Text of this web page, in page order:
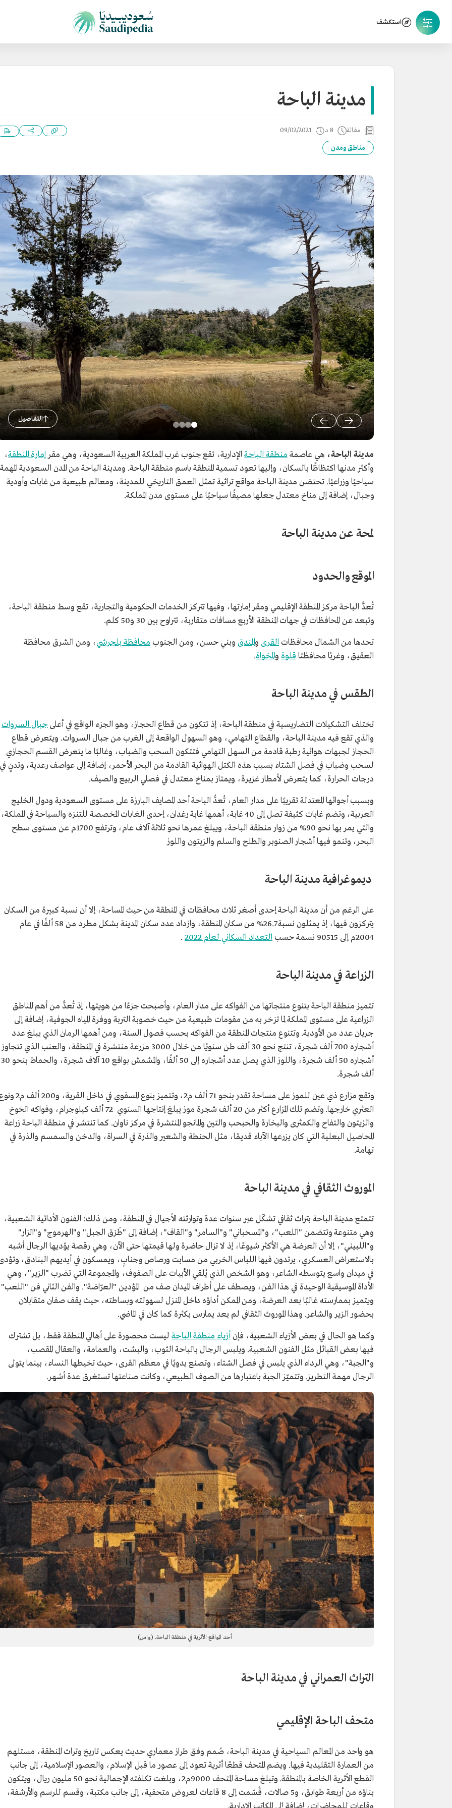
استكشف
مدينة الباحة
مقالة 8 د 09/02/2021
مناطق ومدن
التفاصيل
مدينة الباحة، هي عاصمة منطقة الباحة الإدارية، تقع جنوب غرب المملكة العربية السعودية، وهي مقر إمارة المنطقة،
وأكثر مدنها اكتظاظًا بالسكان، وإليها تعود تسمية المنطقة باسم منطقة الباحة. ومدينة الباحة من المدن السعودية المهمة
سياحيًا وزراعيًا. تحتضن مدينة الباحة مواقع تراثية تمثل العمق التاريخي للمدينة، ومعالم طبيعية من غابات وأودية
وجبال، إضافة إلى مناخ معتدل جعلها مصيفًا سياحيًا على مستوى مدن المملكة.
لمحة عن مدينة الباحة
الموقع والحدود
تُعدُّ الباحة مركز المنطقة الإقليمي ومقر إمارتها، وفيها تتركز الخدمات الحكومية والتجارية، تقع وسط منطقة الباحة،
وتبعد عن المحافظات في جهات المنطقة الأربع مسافات متقاربة، تتراوح بين 30 و50 كلم.
تحدها من الشمال محافظات القرى والمندق وبني حسن، ومن الجنوب محافظة بلجرشي، ومن الشرق محافظة
العقيق، وغربًا محافظتا قلوة والمخواة.
الطقس في مدينة الباحة
تختلف التشكيلات التضاريسية في منطقة الباحة، إذ تتكون من قطاع الحجاز، وهو الجزء الواقع في أعلى جبال السروات
والذي تقع فيه مدينة الباحة، والقطاع التهامي، وهو السهول الواقعة إلى الغرب من جبال السروات. ويتعرض قطاع
الحجاز لجبهات هوائية رطبة قادمة من السهل التهامي فتتكون السحب والضباب، وغالبًا ما يتعرض القسم الحجازي
لسحب وضباب في فصل الشتاء بسبب هذه الكتل الهوائية القادمة من البحر الأحمر، إضافة إلى عواصف رعدية، وتدنٍ في
درجات الحرارة، كما يتعرض لأمطار غزيرة، ويمتاز بمناخ معتدل في فصلي الربيع والصيف.
وبسبب أجوائها المعتدلة تقريبًا على مدار العام، تُعدُّ الباحة أحد المصايف البارزة على مستوى السعودية ودول الخليج
العربية، وتضم غابات كثيفة تصل إلى 40 غابة، أهمها غابة رغدان، إحدى الغابات المخصصة للتنزه والسياحة في المملكة،
والتي يمر بها نحو 90% من زوار منطقة الباحة، ويبلغ عمرها نحو ثلاثة آلاف عام، وترتفع 1700م عن مستوى سطح
البحر، وتنمو فيها أشجار الصنوبر والطلح والسلم والزيتون واللوز
ديموغرافية مدينة الباحة
على الرغم من أن مدينة الباحة إحدى أصغر ثلاث محافظات في المنطقة من حيث المساحة، إلا أن نسبة كبيرة من السكان
يتركزون فيها، إذ يمثلون نسبة 26.7% من سكان المنطقة، وازداد عدد سكان المدينة بشكل مطرد من 58 ألفًا في عام
2004م إلى 90515 نسمة حسب
التعداد السكاني لعام 2022 .
الزراعة في مدينة الباحة
تتميز منطقة الباحة بتنوع منتجاتها من الفواكه على مدار العام، وأصبحت جزءًا من هويتها، إذ تُعدُّ من أهم المناطق
الزراعية على مستوى المملكة لما تزخر به من مقومات طبيعية من حيث خصوبة التربة ووفرة المياه الجوفية، إضافة إلى
جريان عدد من الأودية. وتتنوع منتجات المنطقة من الفواكه بحسب فصول السنة، ومن أهمها الرمان الذي يبلغ عدد
أشجاره 700 ألف شجرة، تنتج نحو 30 ألف طن سنويًا من خلال 3000 مزرعة منتشرة في المنطقة، والعنب الذي تتجاوز
أشجاره 50 ألف شجرة، واللوز الذي يصل عدد أشجاره إلى 50 ألفًا، والمشمش بواقع 10 آلاف شجرة، والحماط بنحو 30
ألف شجرة.
وتقع مزارع ذي عين للموز على مساحة تقدر بنحو 71 ألف م2، وتتميز بنوع المسقوي في داخل القرية، و200 ألف م2 ونوع
العثري خارجها. وتضم تلك المزارع أكثر من 20 ألف شجرة موز يبلغ إنتاجها السنوي 72 ألف كيلوجرام، وفواكه الخوخ
والزيتون والتفاح والكمثرى والبخارة والحبحب والتين والمانجو المنتشرة في مركز ناوان. كما تنتشر في منطقة الباحة زراعة
المحاصيل البعلية التي كان يزرعها الآباء قديمًا، مثل الحنطة والشعير والذرة في السراة، والدخن والسمسم والذرة في
تهامة.
الموروث الثقافي في مدينة الباحة
تتمتع مدينة الباحة بتراث ثقافي تشكّل عبر سنوات عدة وتوارثته الأجيال في المنطقة، ومن ذلك: الفنون الأدائية الشعبية،
وهي متنوعة وتتضمن "اللعب"، و"المسحباني" و"السامر" و"القاف"، إضافة إلى "طَرْق الجبل" و"الهرموج" و"الزار"
و"اللبيني"، إلا أن العرضة هي الأكثر شيوعًا، إذ لا تزال حاضرة ولها قيمتها حتى الآن، وهي رقصة يؤديها الرجال أشبه
بالاستعراض العسكري، يرتدون فيها اللباس الحَربي من مسابت ورصاص وجنابٍ، ويمسكون في أيديهم البنادق،
في ميدان واسع يتوسطه الشاعر، وهو الشخص الذي يُلقي الأبيات على الصفوف، والمجموعة التي تضرب "الزير"، وهي
الأداة الموسيقية الوحيدة في هذا الفن، ويصطف على أطراف الميدان صف من المؤدين "العرّاضة". والفن الثاني فن
ويتميز بممارسته غالبًا بعد العرضة، ومن الممكن أداؤه داخل المنزل لسهولته وبساطته، حيث يقف صفان متقابلان
بحضور الزير والشاعر. وهذا الموروث الثقافي لم يعد يمارس بكثرة كما كان في الماضي.
وكما هو الحال في بعض الأزياء الشعبية، فإن أزياء منطقة الباحة ليست محصورة على أهالي المنطقة فقط، بل تشترك
فيها بعض القبائل مثل الفنون الشعبية. ويلبس الرجال بالباحة الثوب، والبشت، والعمامة، والعقال المقصب،
و"الجبة"، وهي الرداء الذي يلبس في فصل الشتاء، وتصنع يدويًا في معظم القرى، حيث تخيطها النساء، بينما يتولى
الرجال مهمة التطريز. وتتميّز الجبة باعتبارها من الصوف الطبيعي، وكانت صناعتها تستغرق عدة أشهر.
أحد المواقع الأثرية في منطقة الباحة. (واس)
التراث العمراني في مدينة الباحة
متحف الباحة الإقليمي
هو واحد من المعالم السياحية في مدينة الباحة، صُمم وفق طراز معماري حديث يعكس تاريخ وتراث المنطقة، مستلهم
من العمارة التقليدية فيها. ويضم المتحف قطعًا أثرية تعود إلى عصور ما قبل الإسلام، والعصور الإسلامية، إلى جانب
القطع الأثرية الخاصة بالمنطقة. وتبلغ مساحة المتحف 9000م2، وبلغت تكلفته الإجمالية نحو 50 مليون ريال، ويتكون
بناؤه من أربعة طوابق، و5 صالات، قُسّمت إلى 8 قاعات لعروض متحفية، إلى جانب مكتبة، وقسم للرسم والأرشفة،